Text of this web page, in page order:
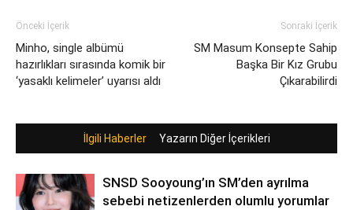
Önceki İçerik
Minho, single albümü
hazırlıkları sırasında komik bir
‘yasaklı kelimeler’ uyarısı aldı
Sonraki İçerik
SM Masum Konsepte Sahip
Başka Bir Kız Grubu
Çıkarabilirdi
İlgili Haberler Yazarın Diğer İçerikleri
SNSD Sooyoung’ın SM’den ayrılma
sebebi netizenlerden olumlu yorumlar